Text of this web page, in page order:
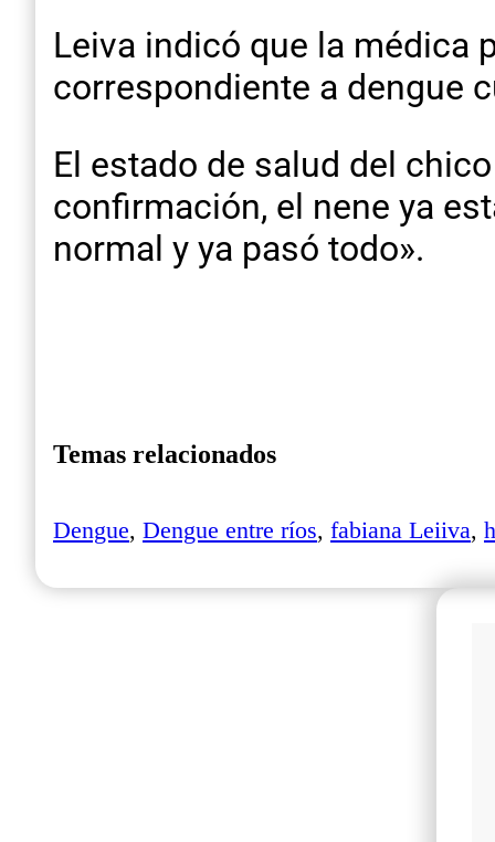
Leiva indicó que la médica
correspondiente a dengue
El estado de salud del
confirmación, el nene ya
normal y ya pasó todo».
Temas relacionados
Dengue, Dengue entre ríos, fabiana Leiiva,